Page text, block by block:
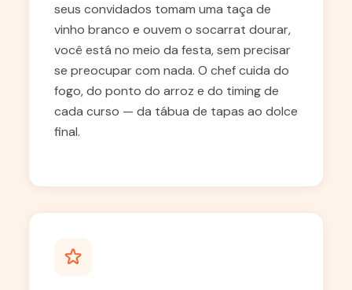
seus convidados tomam uma taça de
vinho branco e ouvem o socarrat dourar,
você está no meio da festa, sem precisar
se preocupar com nada. O chef cuida do
fogo, do ponto do arroz e do timing de
cada curso — da tábua de tapas ao dolce
final.